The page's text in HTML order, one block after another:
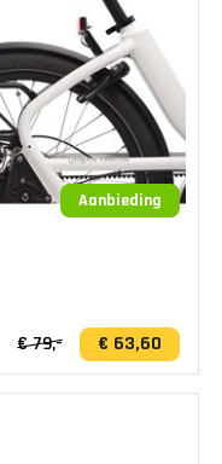
Aanbieding
€ 63,60
€ 79,-